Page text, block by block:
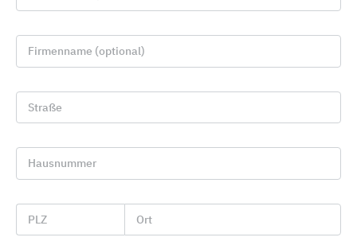
Versorgungs- und Entwässerungssysteme
Geberit
Firmenname (optional)
Straße
Hausnummer
PLZ Ort